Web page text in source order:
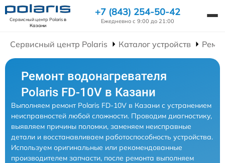
Сервисный центр Polarisв
Казани
+7 (843) 254-50-42
Ежедневно с 9:00 до 21:00
Сервисный центр Polaris Каталог устройств
Ремонт водонагревателя
Polaris FD-10V в Казани
Выполняем ремонт Polaris FD-10V в Казани с устранением
неисправностей любой сложности. Проводим диагностику,
выявляем причины поломки, заменяем неисправные
детали и восстанавливаем работоспособность устройства.
Используем оригинальные или рекомендованные
производителем запчасти, после ремонта выполняем